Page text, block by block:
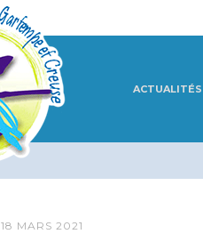
ACTUALITÉS
18 MARS 2021